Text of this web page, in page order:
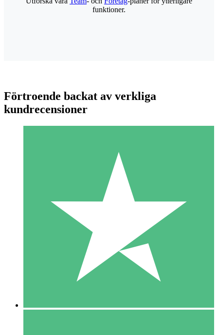
Individuella Kreditpaket
Betala per användning med nedladdningskrediter. Inget
1 Nedladdningar
10 00
funktioner.
Förtroende backat av verkliga
kundrecensioner